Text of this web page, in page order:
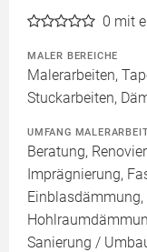
0 mit
MALER BEREICHE
Malerarbeiten,
Stuckarbeiten,
UMFANG
Beratung,
Imprägnierung,
Sanierung /